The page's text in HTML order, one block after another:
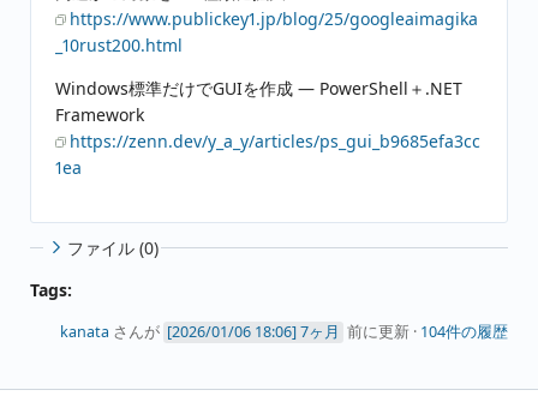
https://www.publickey1.jp/blog/25/googleaimagika
_10rust200.html
Windows標準だけでGUIを作成 ― PowerShell＋.NET
Framework
https://zenn.dev/y_a_y/articles/ps_gui_b9685efa3cc
1ea
ファイル (0)
Tags:
kanata さんが 7ヶ月 前に更新 · 104件の履歴